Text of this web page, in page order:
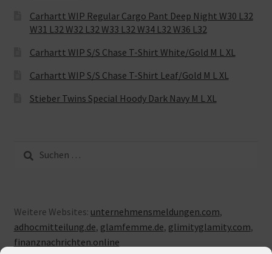
Carhartt WIP Regular Cargo Pant Deep Night W30 L32
W31 L32 W32 L32 W33 L32 W34 L32 W36 L32
Carhartt WIP S/S Chase T-Shirt White/Gold M L XL
Carhartt WIP S/S Chase T-Shirt Leaf/Gold M L XL
Stieber Twins Special Hoody Dark Navy M L XL
nach:
Weitere Websites: unternehmensmeldungen.com,
adhocmitteilung.de, glamfemme.de, glimityglamity.com,
finanznachrichten.online